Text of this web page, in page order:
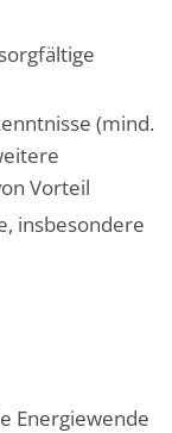
(mind.
Vorteil
insbesondere
Energiewende